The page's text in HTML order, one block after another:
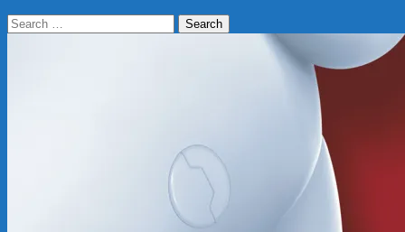
Search
for: